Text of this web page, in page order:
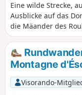
Eine wilde Strecke,
Ausblicke auf das
die Mäander des
Sainte-Euphémie,
Marsanne,
und die Felsen von
können.
Montagne
Visorando-